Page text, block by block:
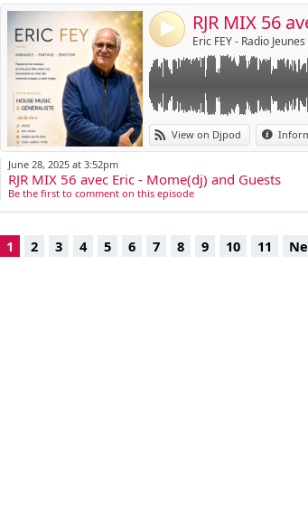
4 Eric FEY - Radio
View on Djpod
June 28, 2025 at 3:52pm
RJR MIX 56 avec Eric - Mome(dj) and Guests
Be the first to comment on this episode
1 2 3 4 5 6 7 8 9 10 11